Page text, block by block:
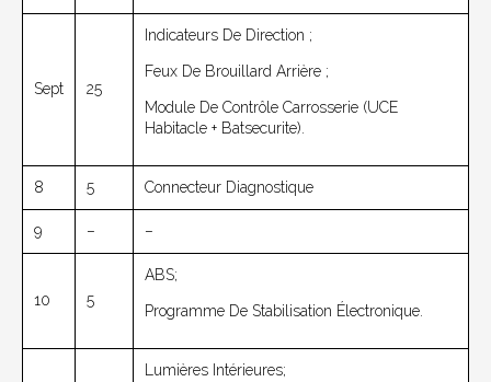
Sept 25
Indicateurs De Direction ;
Feux De Brouillard Arrière ;
Module De Contrôle Carrosserie (UCE
Habitacle + Batsecurite).
8 5 Connecteur Diagnostique
9 – –
10 5
ABS;
Programme De Stabilisation Électronique.
Lumières Intérieures;